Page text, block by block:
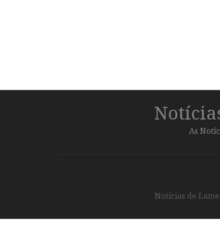
As
Notícias de